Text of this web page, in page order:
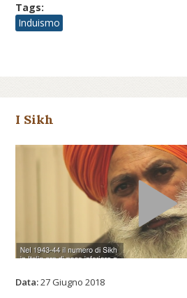
Tags:
Induismo
I Sikh
Data:27 Giugno 2018